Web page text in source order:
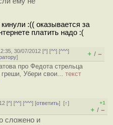
:(( оказывается за
платить надо :(
30/07/2012 [^] [^^] [^^^]
] + / –
про Федота стрельца
Убери свои... текст
[^] [^^] [^^^] [ответить][↑]
+1
+ / –
сложено и